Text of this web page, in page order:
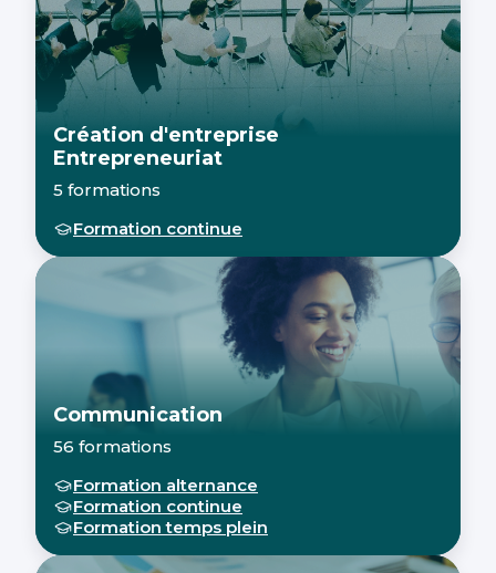
Création d'entreprise
Entrepreneuriat
5 formations
Formation continue
Communication
56 formations
Formation alternance
Formation continue
Formation temps plein